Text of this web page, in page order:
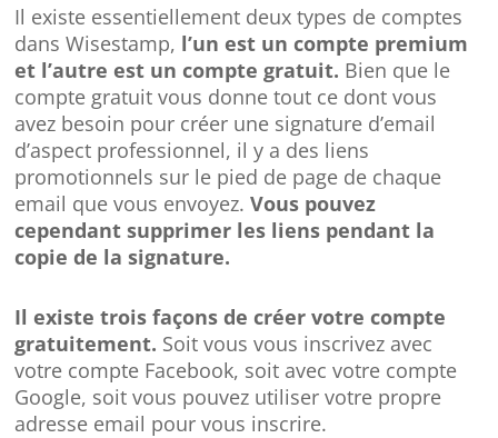
Il existe essentiellement deux types de comptes
dans Wisestamp, l’un est un compte premium
et l’autre est un compte gratuit. Bien que le
compte gratuit vous donne tout ce dont vous
avez besoin pour créer une signature d’email
d’aspect professionnel, il y a des liens
promotionnels sur le pied de page de chaque
email que vous envoyez.Vous pouvez
cependant supprimer les liens pendant la
copie de la signature.
Il existe trois façons de créer votre compte
gratuitement. Soit vous vous inscrivez avec
votre compte Facebook, soit avec votre compte
Google, soit vous pouvez utiliser votre propre
adresse email pour vous inscrire.